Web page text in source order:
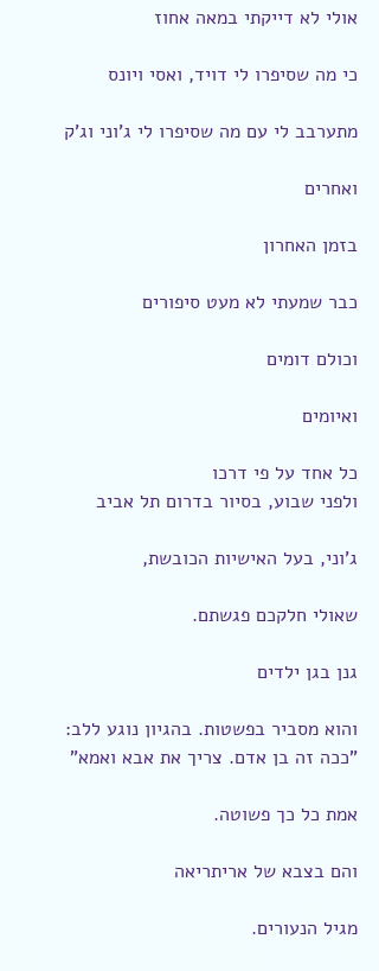
אולי לא דייקתי במאה אחוז
כי מה שסיפרו לי דויד, ואסי ויונס
מתערבב לי עם מה שסיפרו לי ג'וני וג'ק
ואחרים
בזמן האחרון
כבר שמעתי לא מעט סיפורים
וכולם דומים
ואיומים
כל אחד על פי דרכו
ולפני שבוע, בסיור בדרום תל אביב
ג'וני, בעל האישיות הכובשת,
שאולי חלקכם פגשתם.
גנן בגן ילדים
והוא מסביר בפשטות. בהגיון נוגע ללב:
"ככה זה בן אדם. צריך את אבא ואמא"
אמת כל כך פשוטה.
והם בצבא של אריתריאה
מגיל הנעורים.